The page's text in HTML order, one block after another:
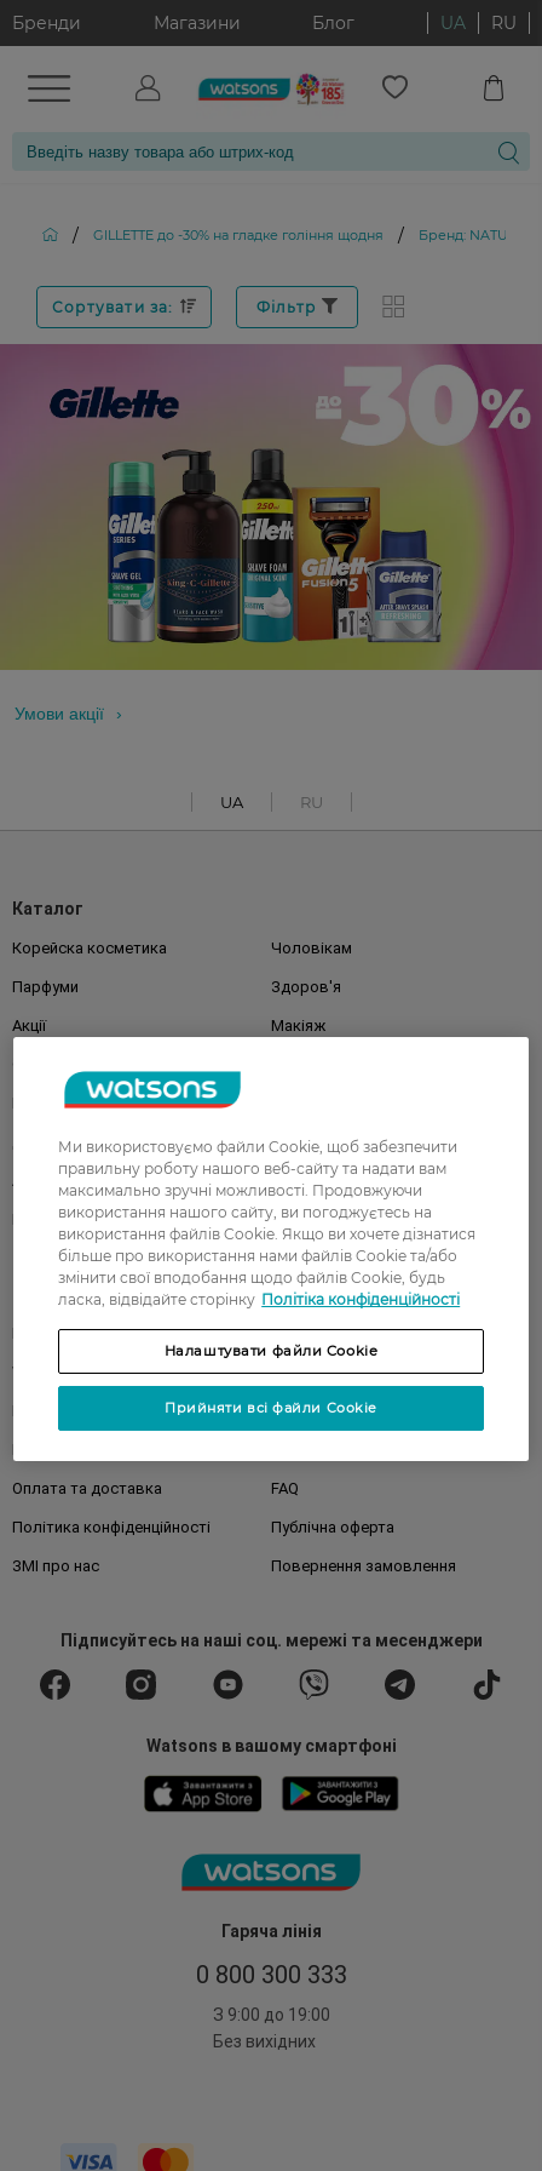
Бренди Магазини Блог UA RU
/ GILLETTE до -30% на гладке гоління щодня / Бренд:
Сортувати за: Фільтр
Умови акції
UA RU
Гаряча лінія
0 800 300 333
З 9:00 до 19:00
Без вихідних
Каталог
Корейска косметика Чоловікам
Парфуми Здоров'я
Акції Макіяж
Подарунки
Волосся
Аксесуари Дерматокосметика
Бренди
Клієнтам
Правила та умови Магазини
Watsons Club Подарункові сертифікати
Кар'єра у Watsons
Оплата та доставка FAQ
Політика конфіденційності Публічна оферта
ЗМІ про нас Повернення замовлення
Підписуйтесьна наші соц. мережі та месенджери
Watsons в вашому смартфоні
Ми використовуємо файли Cookie, щоб забезпечити
правильну роботу нашого веб-сайту та надати вам
максимально зручні можливості. Продовжуючи
використання нашого сайту, ви погоджуєтесь на
використання файлів Cookie. Якщо ви хочете дізнатися
більше про використання нами файлів Cookie та/або
змінити свої вподобання щодо файлів Cookie, будь
ласка, відвідайте сторінку Політіка конфіденційності
Налаштувати файли Cookie
Прийняти всі файли Cookie